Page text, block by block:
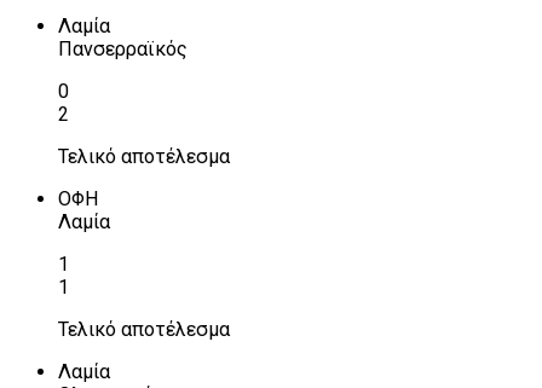
Λαμία
Πανσερραϊκός
0
2
Τελικό αποτέλεσμα
ΟΦΗ
Λαμία
1
1
Τελικό αποτέλεσμα
Λαμία